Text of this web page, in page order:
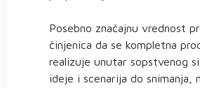
Posebno značajnu vrednost
činjenica da se kompletna
realizuje unutar sopstvenog
ideje i scenarija do snimanja,